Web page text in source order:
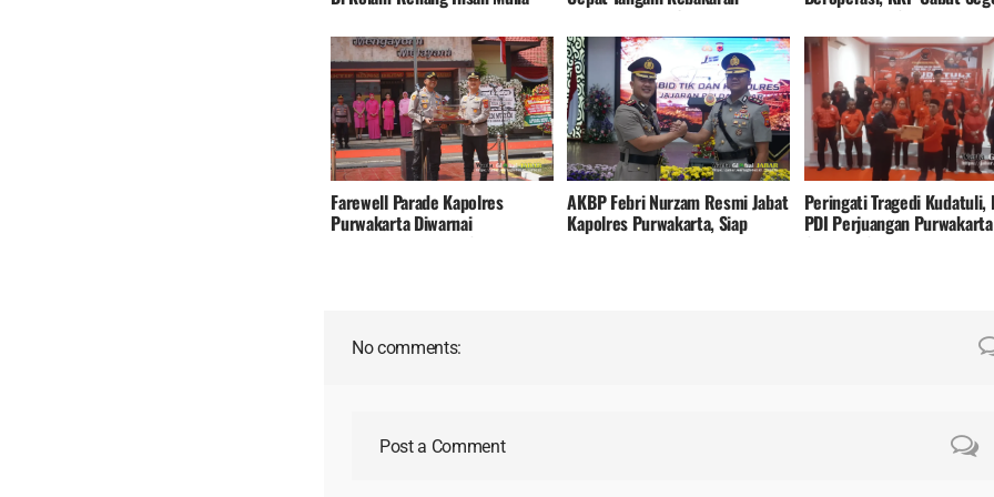
Purwakarta, Pengawasan Dan
Legalitas Operasional Disorot
Rumah Di Desa Cipinang
Purwakarta, Kerugian Ditaksir
Rp300 Juta
Penghentian Sementara
Farewell Parade Kapolres
Purwakarta Diwarnai
Penyerahan Kujang Sebagai
AKBP Febri Nurzam Resmi Jabat
Kapolres Purwakarta, Siap
Peringati Tragedi Kudatuli,
PDI Perjuangan Purwakarta
Serukan Solidaritas Dan
No comments:
Post a Comment